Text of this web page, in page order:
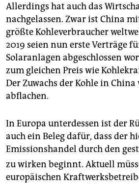
Allerdings hat auch das
nachgelassen. Zwar ist China
größte Kohleverbraucher
2019 seien nun erste Verträge
Solaranlagen abgeschlossen
zum gleichen Preis wie
Der Zuwachs der Kohle in China
abflachen.
In Europa unterdessen ist der
auch ein Beleg dafür, dass der
Emissionshandel durch den
zu wirken beginnt. Aktuell
europäischen